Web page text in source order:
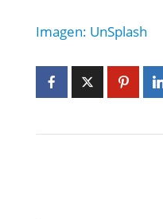
Imagen: UnSplash